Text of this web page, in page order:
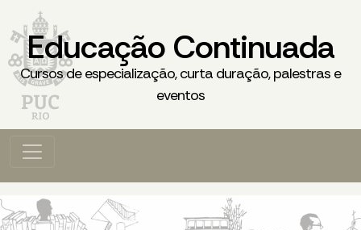
Educação Continuada
Cursos de especialização, curta duração, palestras e
eventos